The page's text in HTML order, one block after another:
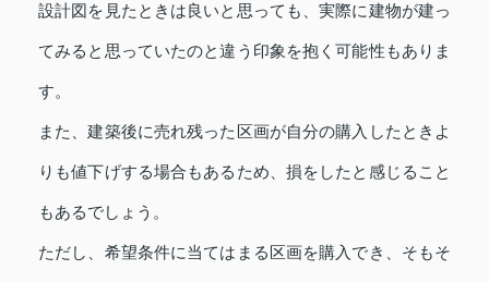
設計図を見たときは良いと思っても、実際に建物が建っ
てみると思っていたのと違う印象を抱く可能性もありま
す。
また、建築後に売れ残った区画が自分の購入したときよ
りも値下げする場合もあるため、損をしたと感じること
もあるでしょう。
ただし、希望条件に当てはまる区画を購入でき、そもそ